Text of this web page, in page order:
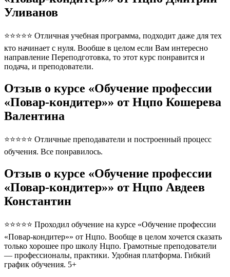
Уливанов
⭐⭐⭐⭐⭐ Отличная учебная программа, подходит даже для тех
кто начинает с нуля. Вообше в целом если Вам интересно
направление Переподготовка, то этот курс понравится и
подача, и преподователи.
Отзыв о курсе «Обучение профессии
«Повар-кондитер»» от Нцпо Кошерева
Валентина
⭐⭐⭐⭐⭐ Отличные преподаватели и построенный процесс
обучения. Все понравилось.
Отзыв о курсе «Обучение профессии
«Повар-кондитер»» от Нцпо Авдеев
Константин
⭐⭐⭐⭐⭐ Проходил обучение на курсе «Обучение профессии
«Повар-кондитер»» от Нцпо. Вообще в целом хочется сказать
только хорошее про школу Нцпо. Грамотные преподователи
— профессионалы, практики. Удобная платформа. Гибкий
график обучения. 5+